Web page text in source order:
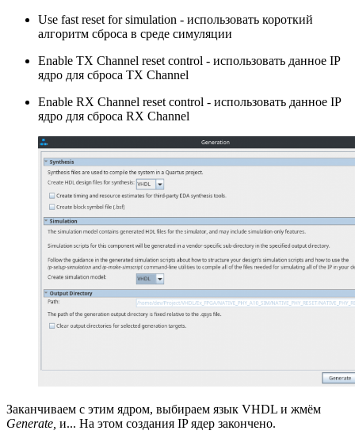
Use fast reset for simulation - использовать короткий
алгоритм сброса в среде симуляции
Enable TX Channel reset control - использовать данное IP
ядро для сброса TX Channel
Enable RX Channel reset control - использовать данное IP
ядро для сброса RX Channel
Заканчиваем с этим ядром, выбираем язык VHDL и жмём
Generate, и... На этом создания IP ядер закончено.